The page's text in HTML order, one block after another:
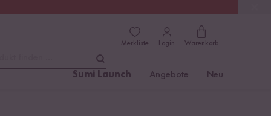
Merkliste Login Warenkorb
Sumi Launch Angebote Neu